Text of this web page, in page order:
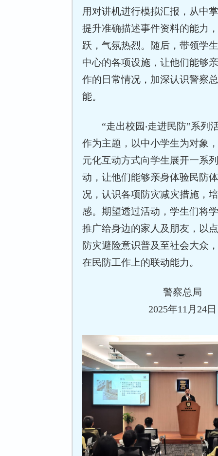
用对讲机进行模拟汇报，从中
提升准确描述事件资料的能力
跃，气氛热烈。随后，带领学
中心的各项设施，让他们能够
作的日常情况，加深认识警察
能。
“走出校园‧走进民防”系列
作为主题，以中小学生为对象
元化互动方式向学生展开一系
动，让他们能够亲身体验民防
况，认识各项防灾减灾措施，
感。期望透过活动，学生们将
推广给身边的家人及朋友，以
防灾避险意识普及至社会大众
在民防工作上的联动能力。
警察总局
2025年11月24日